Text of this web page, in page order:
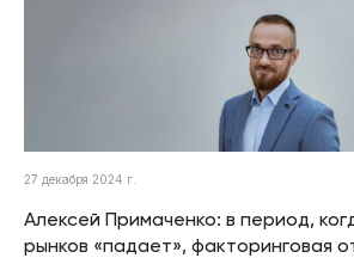
27 декабря 2024 г.
Алексей Примаченко: в период,
рынков «падает», факторинговая